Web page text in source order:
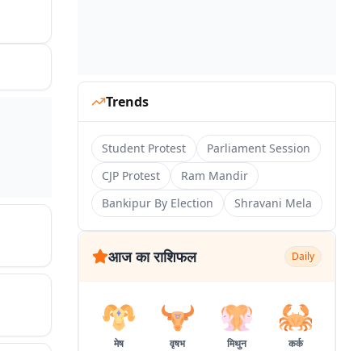
Trends
Student Protest
Parliament Session
CJP Protest
Ram Mandir
Bankipur By Election
Shravani Mela
आज का राशिफल Daily
मेष वृषभ मिथुन कर्क